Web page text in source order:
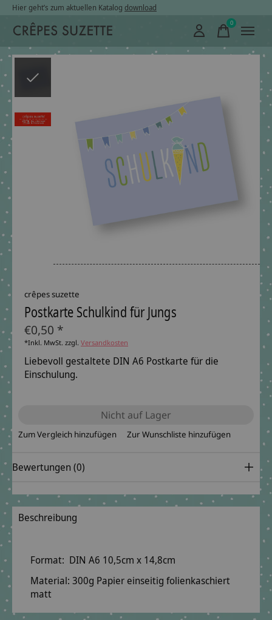
Hier geht’s zum aktuellen Katalog download
0items
crêpes suzette
Postkarte Schulkind für Jungs
€0,50 *
*Inkl. MwSt. zzgl. Versandkosten
Liebevoll gestaltete DIN A6 Postkarte für die
Einschulung.
Nicht auf Lager
Zum Vergleich hinzufügen Zur Wunschliste hinzufügen
Bewertungen (0)
Beschreibung
Format: DIN A6 10,5cm x 14,8cm
Material: 300g Papier einseitig folienkaschiert
matt